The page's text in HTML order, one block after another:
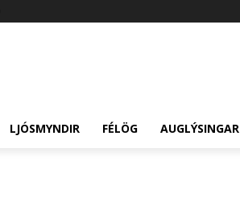
LJÓSMYNDIR FÉLÖG AUGLÝSINGAR